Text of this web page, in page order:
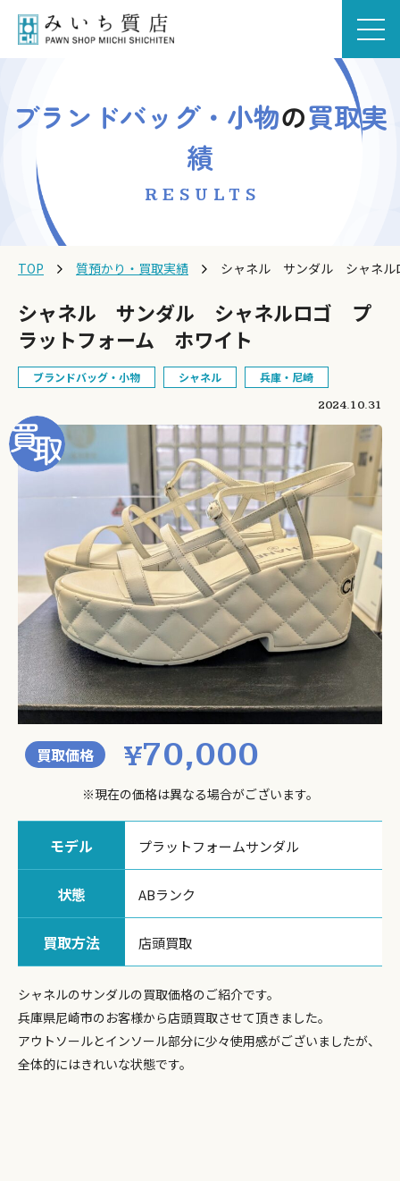
ブランドバッグ・小物の買取実
績
RESULTS
TOP 質預かり・買取実績 シャネル サンダル シャネ
シャネル サンダル シャネルロゴ プ
ラットフォーム ホワイト
ブランドバッグ・小物 シャネル 兵庫・尼崎
2024.10.31
買取価格 ¥70,000
※現在の価格は異なる場合がございます。
モデル プラットフォームサンダル
状態 ABランク
買取方法 店頭買取
シャネルのサンダルの買取価格のご紹介です。
兵庫県尼崎市のお客様から店頭買取させて頂きました。
アウトソールとインソール部分に少々使用感がございましたが、
全体的にはきれいな状態です。